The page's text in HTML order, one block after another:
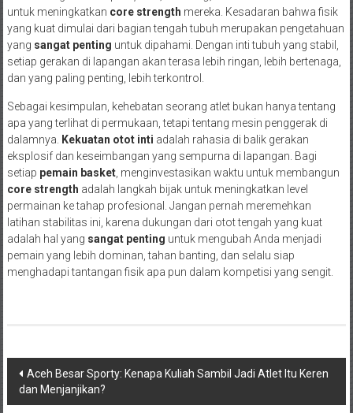
untuk meningkatkan core strength mereka. Kesadaran bahwa fisik
yang kuat dimulai dari bagian tengah tubuh merupakan pengetahuan
yang sangat penting untuk dipahami. Dengan inti tubuh yang stabil,
setiap gerakan di lapangan akan terasa lebih ringan, lebih bertenaga,
dan yang paling penting, lebih terkontrol.
Sebagai kesimpulan, kehebatan seorang atlet bukan hanya tentang
apa yang terlihat di permukaan, tetapi tentang mesin penggerak di
dalamnya.
Kekuatan otot inti adalah rahasia di balik gerakan
eksplosif dan keseimbangan yang sempurna di lapangan. Bagi
setiap pemain basket, menginvestasikan waktu untuk membangun
core strength adalah langkah bijak untuk meningkatkan level
permainan ke tahap profesional. Jangan pernah meremehkan
latihan stabilitas ini, karena dukungan dari otot tengah yang kuat
adalah hal yang sangat penting untuk mengubah Anda menjadi
pemain yang lebih dominan, tahan banting, dan selalu siap
menghadapi tantangan fisik apa pun dalam kompetisi yang sengit.
Navigasi
pos
Aceh Besar Sporty: Kenapa Kuliah Sambil Jadi Atlet Itu Keren
dan Menjanjikan?